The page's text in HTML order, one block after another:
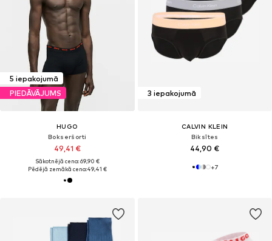
5 iepakojumā
PIEDĀVĀJUMS
HUGO
Bokseršorti
49,41 €
Sākotnējā cena: 69,90 €
Pēdējā zemākā cena:49,41 €
3 iepakojumā
CALVIN KLEIN
Biksītes
44,90 €
+7